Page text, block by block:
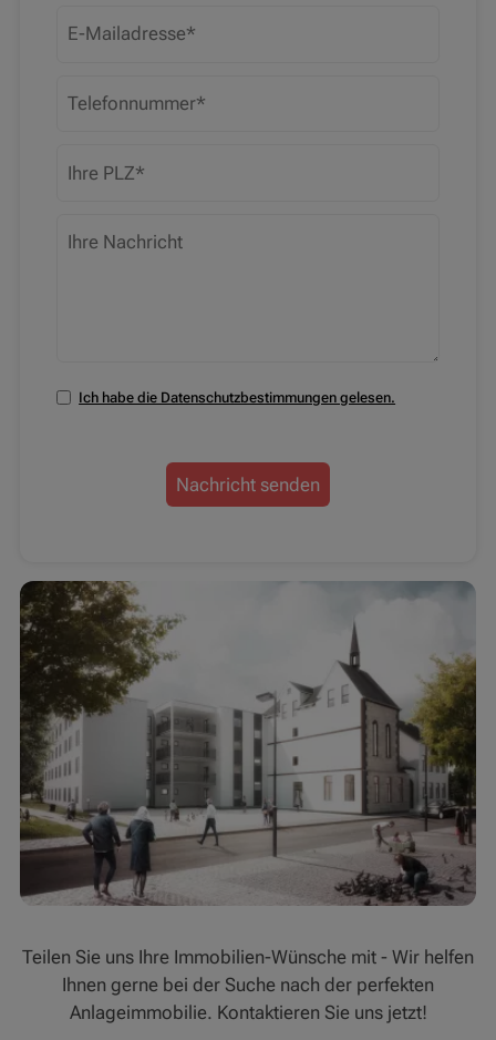
Datenschutzbestimmungen zustimmen
Ich habe die Datenschutzbestimmungen gelesen.
Nachricht senden
Teilen Sie uns Ihre Immobilien-Wünsche mit - Wir helfen
Ihnen gerne bei der Suche nach der perfekten
Anlageimmobilie. Kontaktieren Sie uns jetzt!